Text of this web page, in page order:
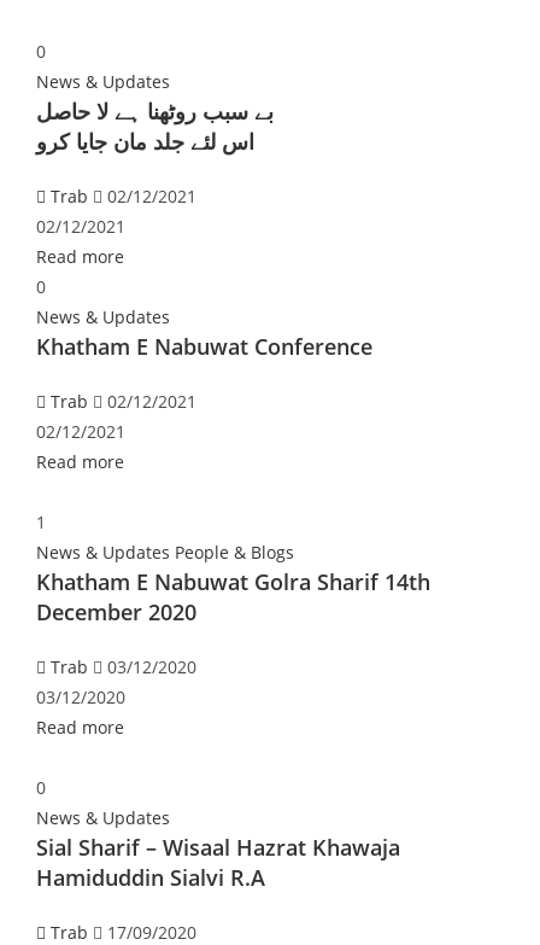
0
News & Updates
بے سبب روٹھنا ہے لا حاصل
اس لئے جلد مان جایا کرو
Trab
02/12/2021
02/12/2021
Read more
0
News & Updates
Khatham E Nabuwat Conference
Trab
02/12/2021
02/12/2021
Read more
1
News & Updates People & Blogs
Khatham E Nabuwat Golra Sharif 14th
December 2020
Trab
03/12/2020
03/12/2020
Read more
0
News & Updates
Sial Sharif – Wisaal Hazrat Khawaja
Hamiduddin Sialvi R.A
Trab
17/09/2020